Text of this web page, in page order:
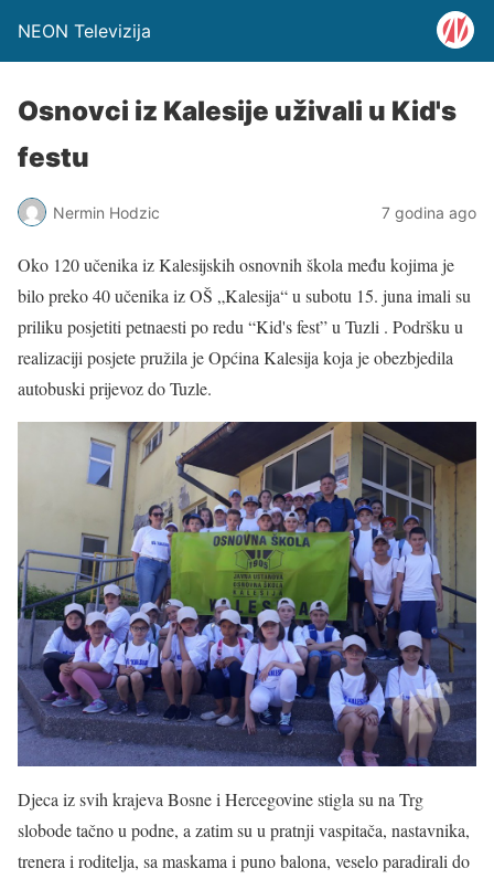
NEON Televizija
Osnovci iz Kalesije uživali u Kid's
festu
Nermin Hodzic 7 godina ago
Oko 120 učenika iz Kalesijskih osnovnih škola među kojima je
bilo preko 40 učenika iz OŠ „Kalesija“ u subotu 15. juna imali su
priliku posjetiti petnaesti po redu “Kid's fest” u Tuzli . Podršku u
realizaciji posjete pružila je Općina Kalesija koja je obezbjedila
autobuski prijevoz do Tuzle.
Djeca iz svih krajeva Bosne i Hercegovine stigla su na Trg
slobode tačno u podne, a zatim su u pratnji vaspitača, nastavnika,
trenera i roditelja, sa maskama i puno balona, veselo paradirali do